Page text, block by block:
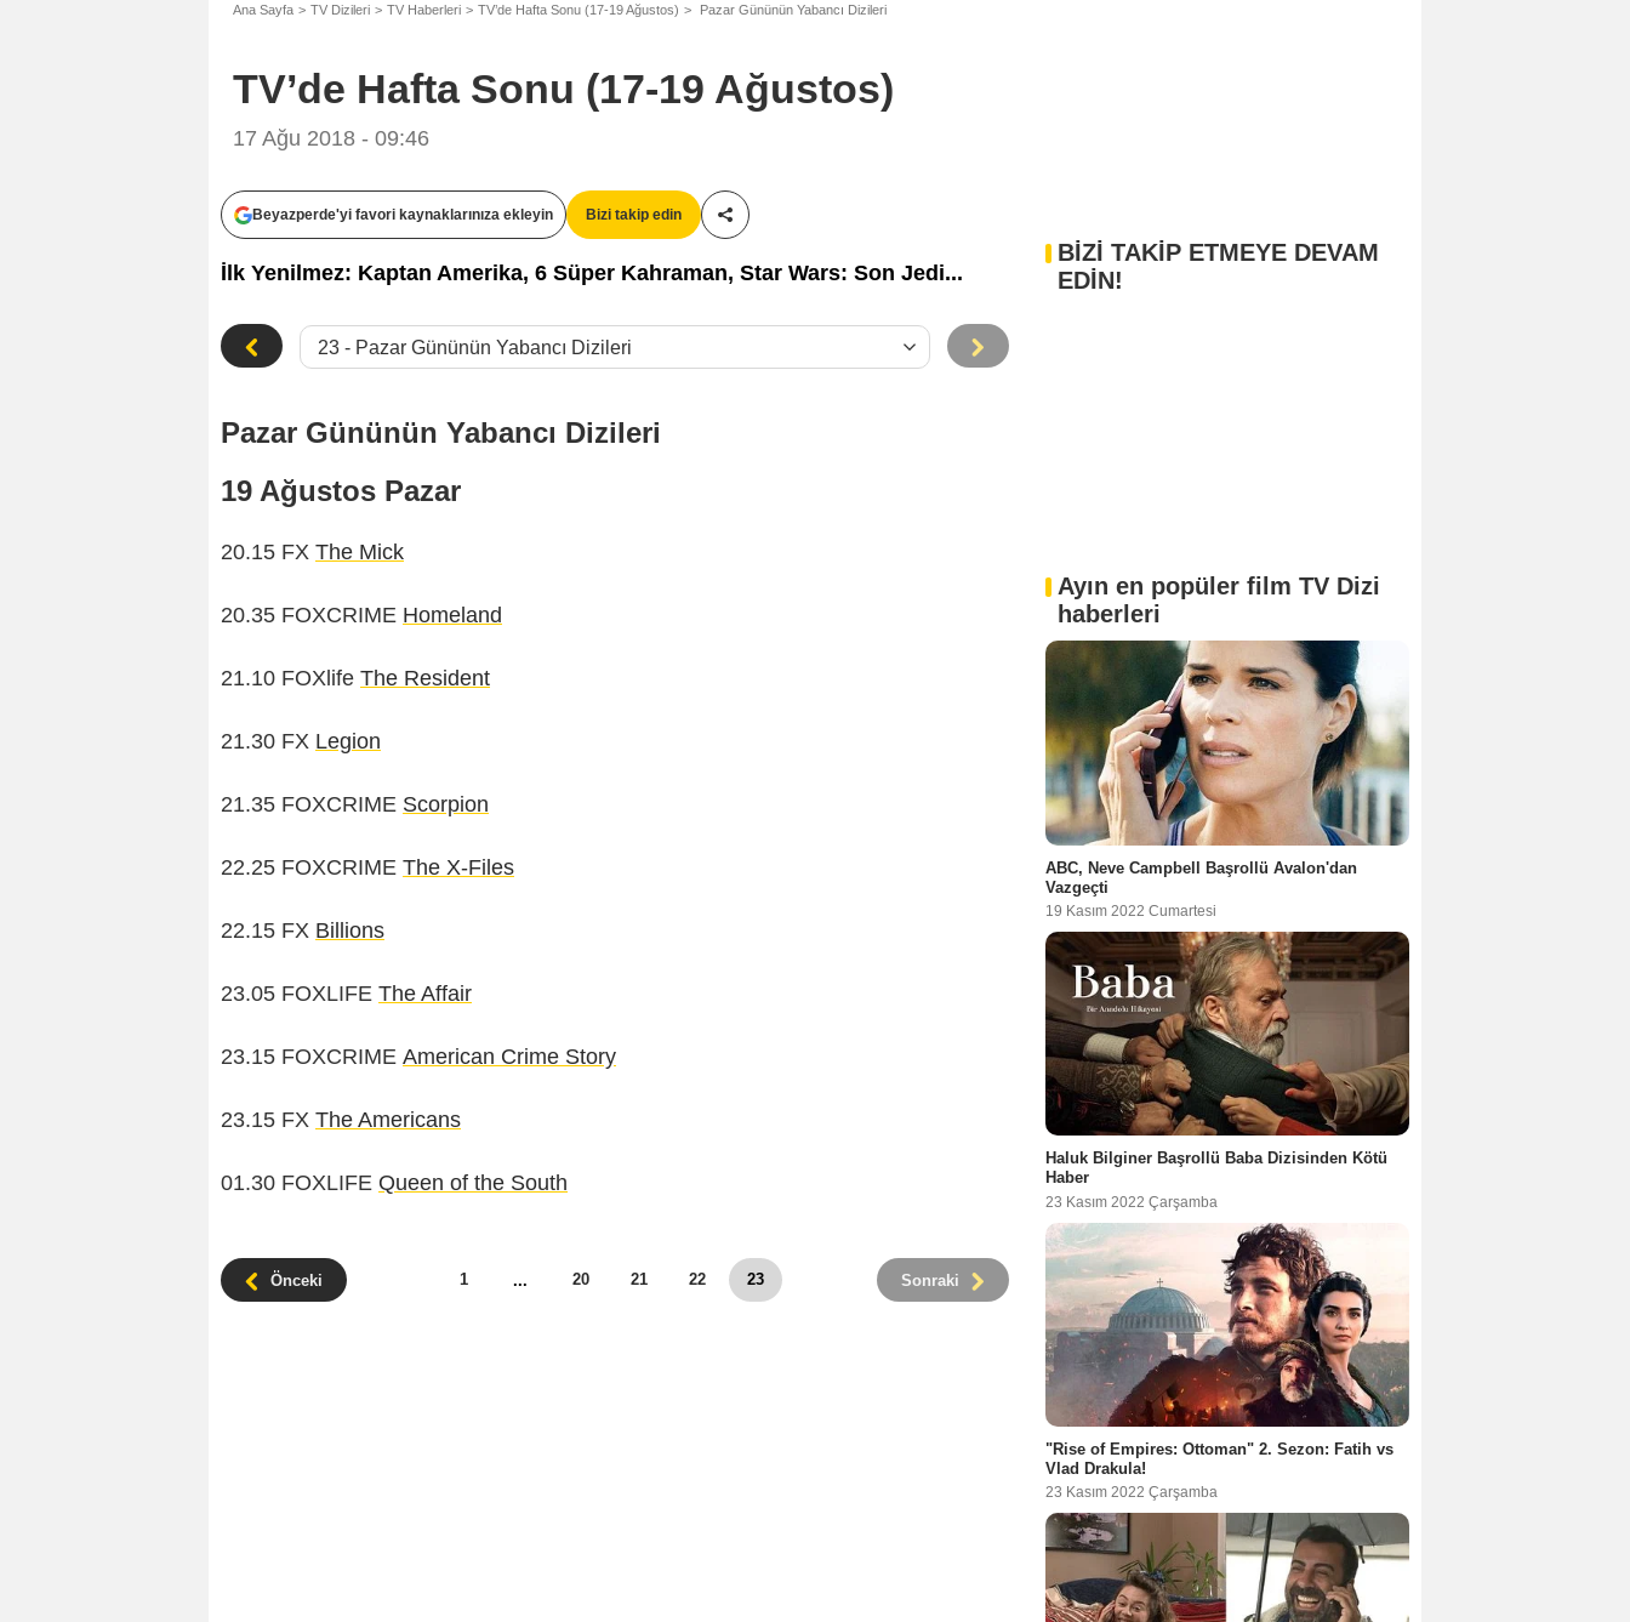
Ana Sayfa TV Dizileri TV Haberleri TV’de Hafta Sonu (17-19 Ağustos) Pazar Gününün Yabancı Dizileri
TV’de Hafta Sonu (17-19 Ağustos)
17 Ağu 2018 - 09:46
Beyazperde'yi favori kaynaklarınıza ekleyin Bizi takip edin
Paylaş!
İlk Yenilmez: Kaptan Amerika, 6 Süper Kahraman, Star Wars: Son Jedi...
Pazar Gününün Yabancı Dizileri
19 Ağustos Pazar
20.15 FX The Mick
20.35 FOXCRIME Homeland
21.10 FOXlife The Resident
21.30 FX Legion
21.35 FOXCRIME Scorpion
22.25 FOXCRIME The X-Files
22.15 FX Billions
23.05 FOXLIFE The Affair
23.15 FOXCRIME American Crime Story
23.15 FX The Americans
01.30 FOXLIFE Queen of the South
Önceki Sonraki
1 ... 20 21 22 23
BİZİ TAKİP ETMEYE DEVAM
EDİN!
Ayın en popüler film TV Dizi
haberleri
ABC, Neve Campbell Başrollü Avalon'dan
Vazgeçti
19 Kasım 2022 Cumartesi
Haluk Bilginer Başrollü Baba Dizisinden Kötü
Haber
23 Kasım 2022 Çarşamba
"Rise of Empires: Ottoman" 2. Sezon: Fatih vs
Vlad Drakula!
23 Kasım 2022 Çarşamba